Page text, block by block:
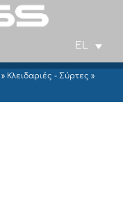
EL
» Κλειδαριές - Σύρτες »